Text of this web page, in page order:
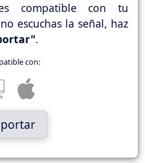
compatible con tu
escuchas la señal, haz
.
con: